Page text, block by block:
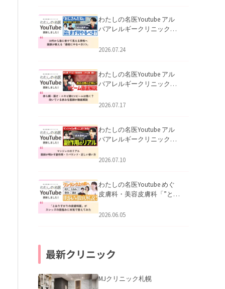
わたしの名医Youtube アル
バアレルギークリニック札
える男性へ｜医師が教える
2026.07.24
わたしの名医Youtube アル
バアレルギークリニック札
跡にVビームは効く？向いて
2026.07.17
わたしの名医Youtube アル
バアレルギークリニック札
医師が明かす副作用・リバ
2026.07.10
わたしの名医Youtube めぐ
皮膚科・美容皮膚科「”とお
ッズの肌悩みに本気で答え
2026.06.05
最新クリニック
MJクリニック札幌